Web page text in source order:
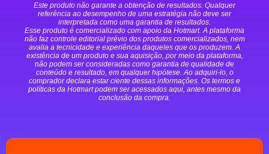
Este produto não garante a obtenção de resultados. Qualquer
referência ao desempenho de uma estratégia não deve ser
interpretada como uma garantia de resultados.
Esse produto é comercializado com apoio da Hotmart. A plataforma
não faz controle editorial prévio dos produtos comercializados, nem
avalia a tecnicidade e experiência daqueles que os produzem. A
existência de um produto e sua aquisição, por meio da plataforma,
não podem ser consideradas como garantia de qualidade de
conteúdo e resultado, em qualquer hipótese. Ao adquiri-lo, o
comprador declara estar ciente dessas informações. Os termos e
políticas da Hotmart podem ser acessados aqui, antes mesmo da
conclusão da compra.